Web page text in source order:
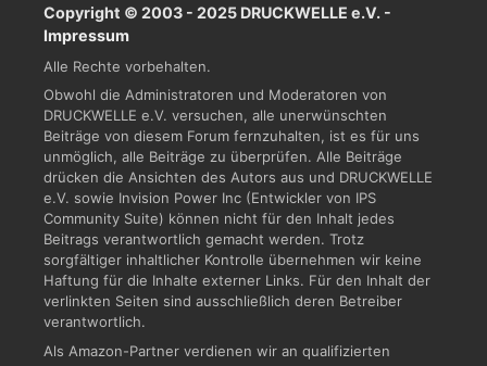
Copyright © 2003 - 2025 DRUCKWELLE e.V. -
Impressum
Alle Rechte vorbehalten.
Obwohl die Administratoren und Moderatoren von
DRUCKWELLE e.V. versuchen, alle unerwünschten
Beiträge von diesem Forum fernzuhalten, ist es für uns
unmöglich, alle Beiträge zu überprüfen. Alle Beiträge
drücken die Ansichten des Autors aus und DRUCKWELLE
e.V. sowie Invision Power Inc (Entwickler von IPS
Community Suite) können nicht für den Inhalt jedes
Beitrags verantwortlich gemacht werden. Trotz
sorgfältiger inhaltlicher Kontrolle übernehmen wir keine
Haftung für die Inhalte externer Links. Für den Inhalt der
verlinkten Seiten sind ausschließlich deren Betreiber
verantwortlich.
Als Amazon-Partner verdienen wir an qualifizierten